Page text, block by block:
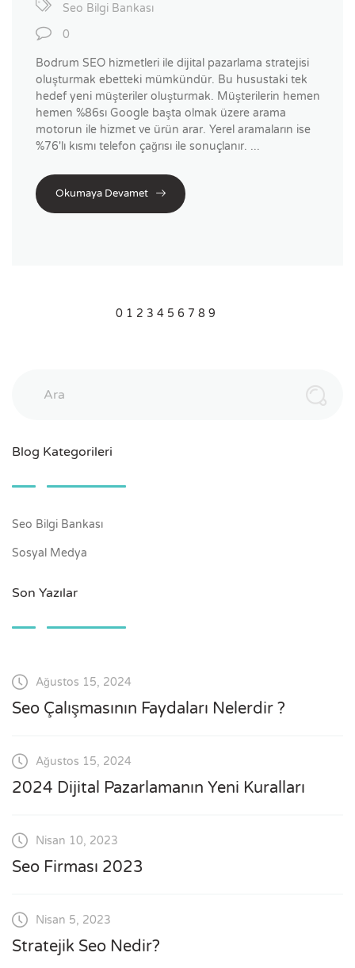
Seo Bilgi Bankası
0
Bodrum SEO hizmetleri ile dijital pazarlama stratejisi
oluşturmak ebetteki mümkündür. Bu husustaki tek
hedef yeni müşteriler oluşturmak. Müşterilerin hemen
hemen %86sı Google başta olmak üzere arama
motorun ile hizmet ve ürün arar. Yerel aramaların ise
%76'lı kısmı telefon çağrısı ile sonuçlanır. ...
Okumaya Devamet
0 1 2 3 4 5 6 7 8 9
Blog Kategorileri
Seo Bilgi Bankası
Sosyal Medya
Son Yazılar
Ağustos 15, 2024
Seo Çalışmasının Faydaları Nelerdir ?
Ağustos 15, 2024
2024 Dijital Pazarlamanın Yeni Kuralları
Nisan 10, 2023
Seo Firması 2023
Nisan 5, 2023
Stratejik Seo Nedir?